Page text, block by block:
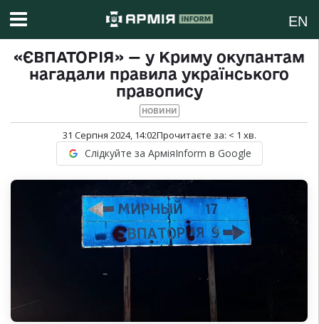
EN
«ЄВПАТОРІЯ» — у Криму окупантам
нагадали правила українського
правопису
НОВИНИ
31 Серпня 2024, 14:02Прочитаєте за: < 1 хв.
Слідкуйте за АрміяInform в Google